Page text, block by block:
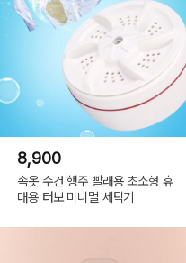
8,900
속옷 수건 행주 빨래용 초소형 휴
대용 터보 미니멀 세탁기